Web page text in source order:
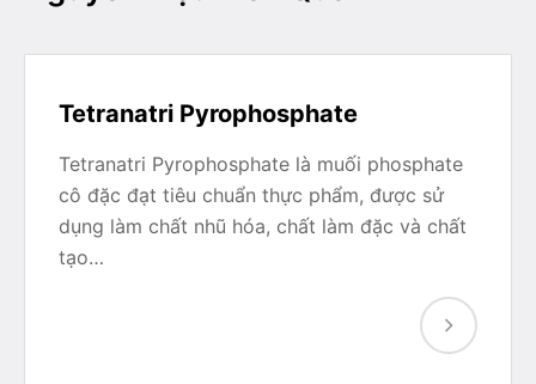
Tetranatri Pyrophosphate
Tetranatri Pyrophosphate là muối phosphate
cô đặc đạt tiêu chuẩn thực phẩm, được sử
dụng làm chất nhũ hóa, chất làm đặc và chất
tạo…